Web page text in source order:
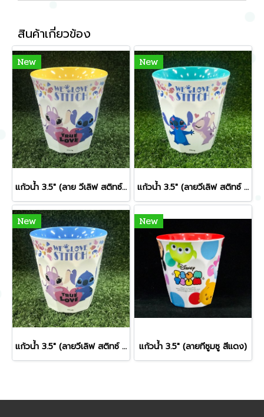
สินค้าเกี่ยวข้อง
New
แก้วน้ำ 3.5" (ลาย วีเลิฟ สติทซ์ สีเหลือง)
New
แก้วน้ำ 3.5" (ลายวีเลิฟ สติทซ์ สีเขียว)
New
แก้วน้ำ 3.5" (ลายวีเลิฟ สติทซ์ สีฟ้า)
New
แก้วน้ำ 3.5" (ลายทีซูมซู สีแดง)